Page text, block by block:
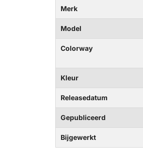
Merk
Model
Colorway
Kleur
Releasedatum
Gepubliceerd
Bijgewerkt